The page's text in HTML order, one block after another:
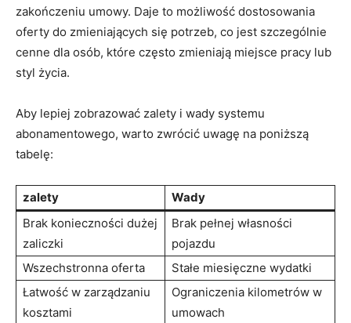
zakończeniu umowy.⁣ Daje to ⁤możliwość⁤ dostosowania
oferty do zmieniających się potrzeb,​ co⁣ jest‍ szczególnie⁤
cenne‍ dla osób, które często zmieniają miejsce pracy lub
styl życia.
Aby lepiej zobrazować⁣ zalety i wady systemu
abonamentowego, warto zwrócić uwagę na poniższą
tabelę:
zalety
Wady
Brak konieczności ‌dużej
zaliczki
Brak pełnej ⁤własności
pojazdu
Wszechstronna oferta
Stałe ​miesięczne wydatki
Łatwość w⁢ zarządzaniu
kosztami
Ograniczenia kilometrów w
umowach